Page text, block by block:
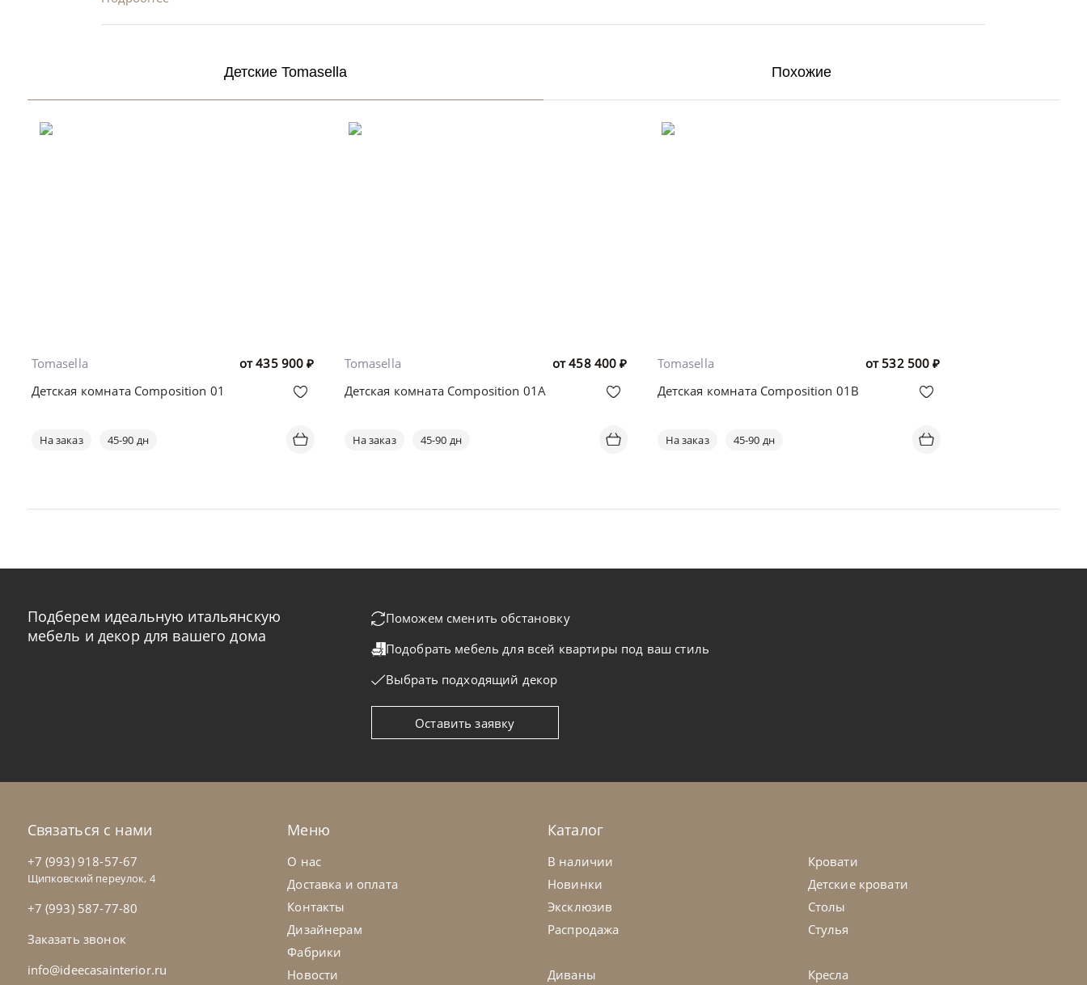
Детские Tomasella
от435 900 ₽
Tomasella
Детская комната Composition 01
На заказ 45-90 дн
от458 400 ₽
Tomasella
Детская комната Composition 01A
На заказ 45-90 дн
от 532 500 ₽
Tomasella
Детская комната Composition 01B
На заказ 45-90 дн
Похожие
Подберем идеальную итальянскую
мебель и декор для вашего дома
Поможем сменить обстановку
Подобрать мебель для всей квартиры под ваш стиль
Выбрать подходящий декор
Оставить заявку
Связаться с нами
+7 (993) 918-57-67
Щипковский переулок, 4
+7 (993) 587-77-80
Заказать звонок
info@ideecasainterior.ru
Меню
О нас
Доставка и оплата
Контакты
Дизайнерам
Фабрики
Новости
Каталог
В наличии
Новинки
Эксклюзив
Распродажа
Диваны
Кровати
Детские кровати
Столы
Стулья
Кресла